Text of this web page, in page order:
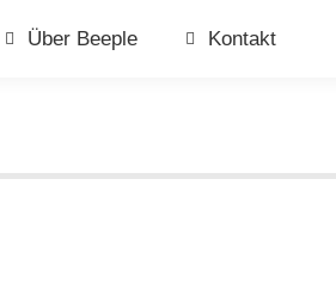
Über Beeple Kontakt